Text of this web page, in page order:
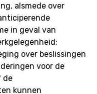
alsmede over
in geval van
over beslissingen
voor de
de
kunnen